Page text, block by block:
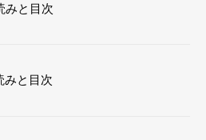
みと目次
みと目次